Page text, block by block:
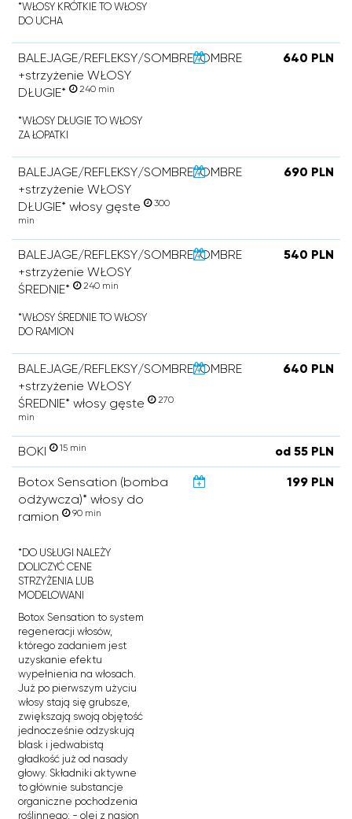
*WŁOSY KRÓTKIE TO WŁOSY
DO UCHA
BALEJAGE/REFLEKSY/SOMBRE/OMBRE
+strzyżenie WŁOSY
DŁUGIE*
240 min
640 PLN
*WŁOSY DŁUGIE TO WŁOSY
ZA ŁOPATKI
BALEJAGE/REFLEKSY/SOMBRE/OMBRE
+strzyżenie WŁOSY
DŁUGIE* włosy gęste
300
min
690 PLN
BALEJAGE/REFLEKSY/SOMBRE/OMBRE
+strzyżenie WŁOSY
ŚREDNIE*
240 min
540 PLN
*WŁOSY ŚREDNIE TO WŁOSY
DO RAMION
BALEJAGE/REFLEKSY/SOMBRE/OMBRE
+strzyżenie WŁOSY
ŚREDNIE* włosy gęste
270
min
640 PLN
BOKI 15 min od 55 PLN
Botox Sensation (bomba
odżywcza)* włosy do
ramion
90 min
199 PLN
*DO USŁUGI NALEŻY
DOLICZYĆ CENE
STRZYŻENIA LUB
MODELOWANI
Botox Sensation to system
regeneracji włosów,
którego zadaniem jest
uzyskanie efektu
wypełnienia na włosach.
Już po pierwszym użyciu
włosy stają się grubsze,
zwiększają swoją objętość
jednocześnie odzyskują
blask i jedwabistą
gładkość już od nasady
głowy. Składniki aktywne
to głównie substancje
organiczne pochodzenia
roślinnego: - olej z nasion